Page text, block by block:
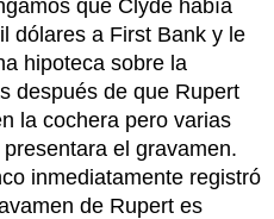
que Clyde había
dólares a First Bank y le
hipoteca sobre la
después de que Rupert
la cochera pero varias
el gravamen.
inmediatamente registró
de Rupert es